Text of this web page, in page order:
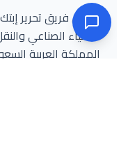
الأشياء الصناعي
المملكة العربية